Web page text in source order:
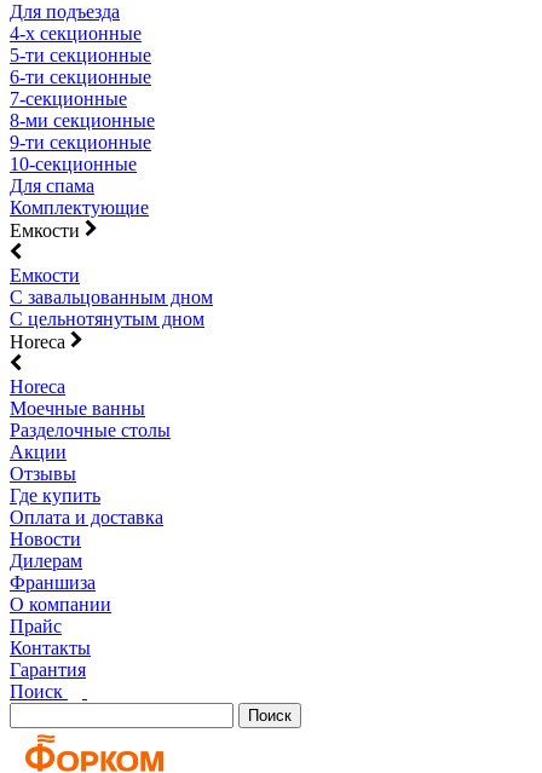
Для подъезда
4-х секционные
5-ти секционные
6-ти секционные
7-секционные
8-ми секционные
9-ти секционные
10-секционные
Для спама
Комплектующие
Емкости
Емкости
С завальцованным дном
С цельнотянутым дном
Horeca
Horeca
Моечные ванны
Разделочные столы
Акции
Отзывы
Где купить
Оплата и доставка
Новости
Дилерам
Франшиза
О компании
Прайс
Контакты
Гарантия
Поиск
Поиск